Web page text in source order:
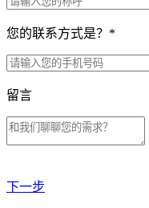
您的联系方式是？ *
留言
下一步